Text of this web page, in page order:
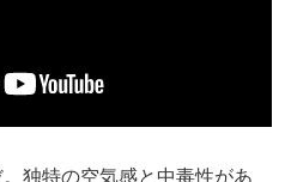
独特の空気感と中毒性があ